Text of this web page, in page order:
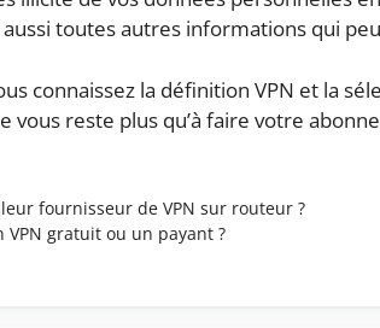
toutes autres informations qui
connaissez la définition VPN et la
vous reste plus qu’à faire votre
fournisseur de VPN sur routeur ?
VPN gratuit ou un payant ?